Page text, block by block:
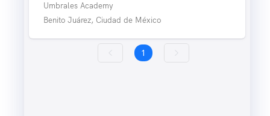
Umbrales Academy
Benito Juárez, Ciudad de México
1